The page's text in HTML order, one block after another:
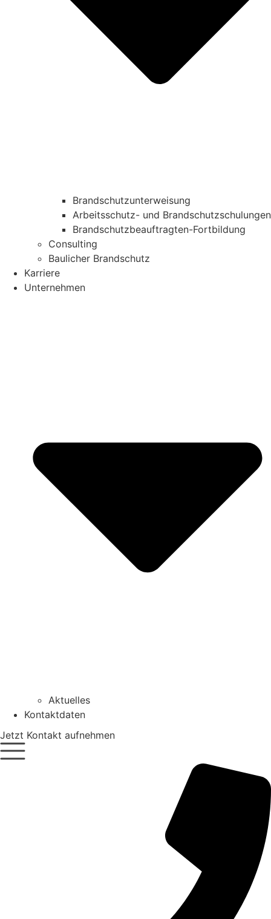
Brandschutzunterweisung
Arbeitsschutz- und Brandschutzschulungen
Brandschutzbeauftragten-Fortbildung
Consulting
Baulicher Brandschutz
Karriere
Unternehmen
Aktuelles
Kontaktdaten
Jetzt Kontakt aufnehmen